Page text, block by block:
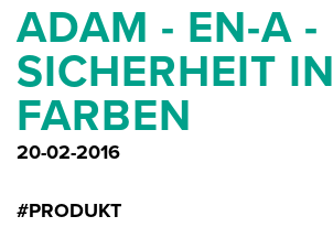
ADAM - EN-A -
SICHERHEIT IN
FARBEN
20-02-2016
#PRODUKT